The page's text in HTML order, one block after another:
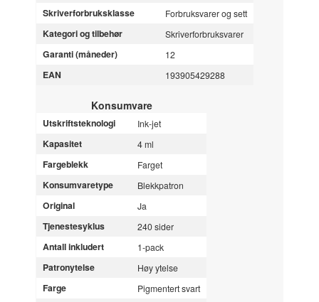
Skriverforbruksklasse Forbruksvarer og sett
Kategori og tilbehør Skriverforbruksvarer
Garanti (måneder) 12
EAN 193905429288
Konsumvare
Utskriftsteknologi Ink-jet
Kapasitet 4 ml
Fargeblekk Farget
Konsumvaretype Blekkpatron
Original Ja
Tjenestesyklus 240 sider
Antall inkludert 1-pack
Patronytelse Høy ytelse
Farge Pigmentert svart